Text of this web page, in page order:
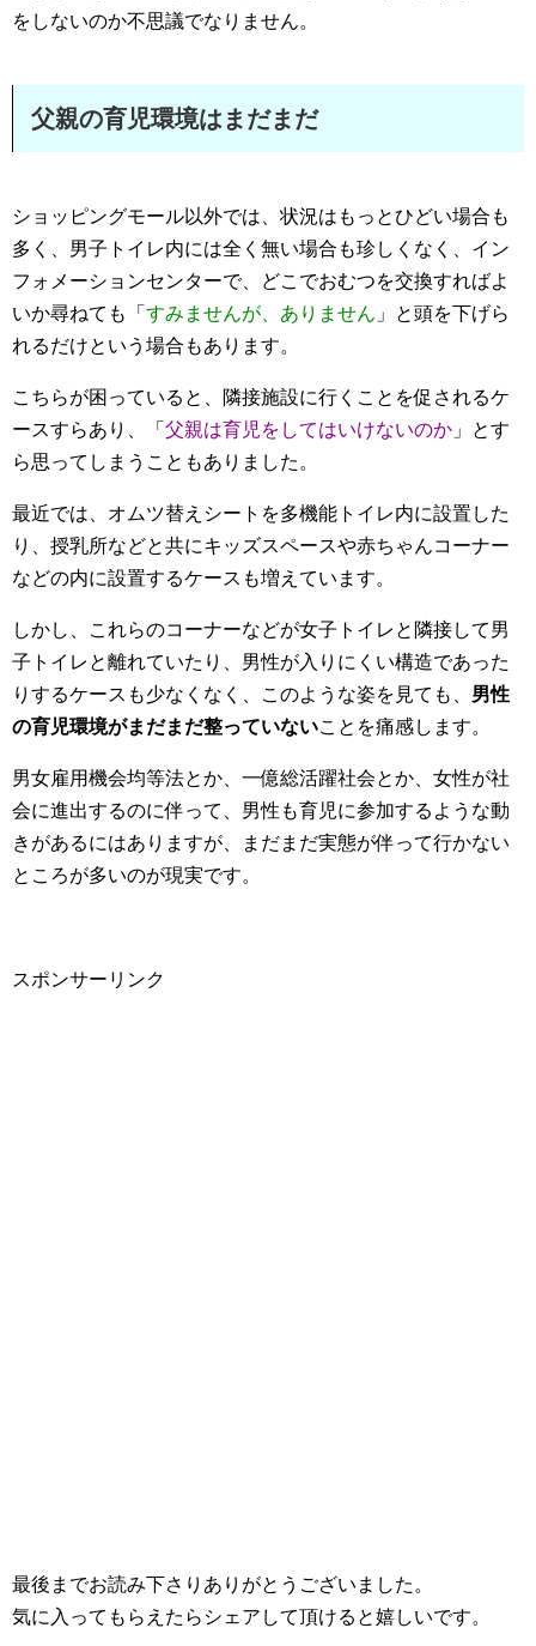
をしないのか不思議でなりません。
父親の育児環境はまだまだ
ショッピングモール以外では、状況はもっとひどい場合も
多く、男子トイレ内には全く無い場合も珍しくなく、イン
フォメーションセンターで、どこでおむつを交換すればよ
いか尋ねても「 すみませんが、ありません 」と頭を下げら
れるだけという場合もあります。
こちらが困っていると、隣接施設に行くことを促されるケ
ースすらあり、「 父親は育児をしてはいけないのか 」とす
ら思ってしまうこともありました。
最近では、オムツ替えシートを多機能トイレ内に設置した
り、授乳所などと共にキッズスペースや赤ちゃんコーナー
などの内に設置するケースも増えています。
しかし、これらのコーナーなどが女子トイレと隣接して男
子トイレと離れていたり、男性が入りにくい構造であった
りするケースも少なくなく、このような姿を見ても、 男性
の育児環境がまだまだ整っていないことを痛感します。
男女雇用機会均等法とか、一億総活躍社会とか、女性が社
会に進出するのに伴って、男性も育児に参加するような動
きがあるにはありますが、まだまだ実態が伴って行かない
ところが多いのが現実です。
スポンサーリンク
最後までお読み下さりありがとうございました。
気に入ってもらえたらシェアして頂けると嬉しいです。